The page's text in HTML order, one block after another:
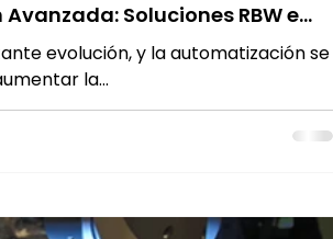
Soluciones RBW e
evolución, y la automatización se
la...